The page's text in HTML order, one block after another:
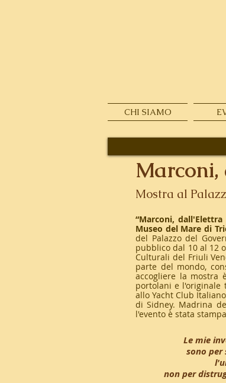
CHI SIAMO
Mostra al
“Marconi,
Museo del Mare di
del Palazzo del
pubblico dal 10 al 12
Culturali del Friuli
parte del mondo,
accogliere la mostra
portolani e l'originale
allo Yacht Club
di Sidney. Madrina
l'evento è stata
Le mie
sono per
non per